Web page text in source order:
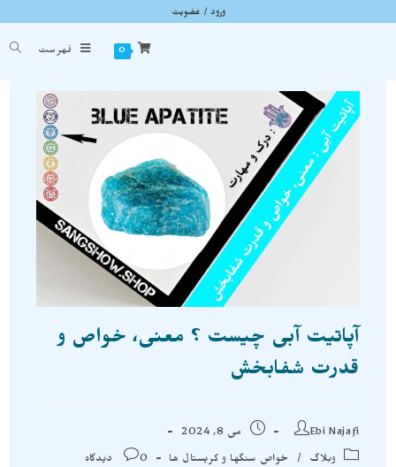
ورود / عضویت
0 فهرست
آپاتیت آبی چیست ؟ معنی، خواص و قدرت شفابخش
آپاتیت آبی چیست ؟ معنی، خواص و
قدرت شفابخش
Ebi Najafi می 8, 2024
وبلاگ / خواص سنگها و کریستال ها 0 دیدگاه